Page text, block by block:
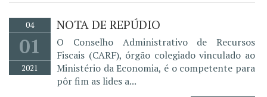
04
01
2021
NOTA DE REPÚDIO
O Conselho Administrativo de Recursos
Fiscais (CARF), órgão colegiado vinculado ao
Ministério da Economia, é o competente para
pôr fim as lides a...